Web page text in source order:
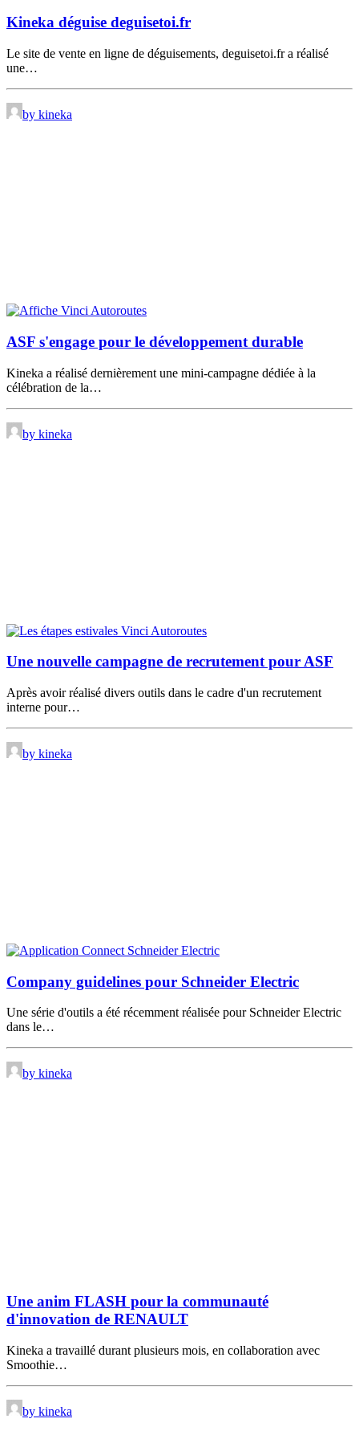
Kineka déguise deguisetoi.fr
Le site de vente en ligne de déguisements, deguisetoi.fr a réalisé
une…
by kineka
ASF s'engage pour le développement durable
Kineka a réalisé dernièrement une mini-campagne dédiée à la
célébration de la…
by kineka
Une nouvelle campagne de recrutement pour ASF
Après avoir réalisé divers outils dans le cadre d'un recrutement
interne pour…
by kineka
Company guidelines pour Schneider Electric
Une série d'outils a été récemment réalisée pour Schneider Electric
dans le…
by kineka
Une anim FLASH pour la communauté
d'innovation de RENAULT
Kineka a travaillé durant plusieurs mois, en collaboration avec
Smoothie…
by kineka